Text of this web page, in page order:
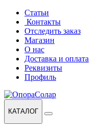
Перейти
навигации
Перейти
содержанию
Статьи
Контакты
Отследить заказ
Магазин
О нас
Доставка и оплата
Реквизиты
Профиль
КАТАЛОГ